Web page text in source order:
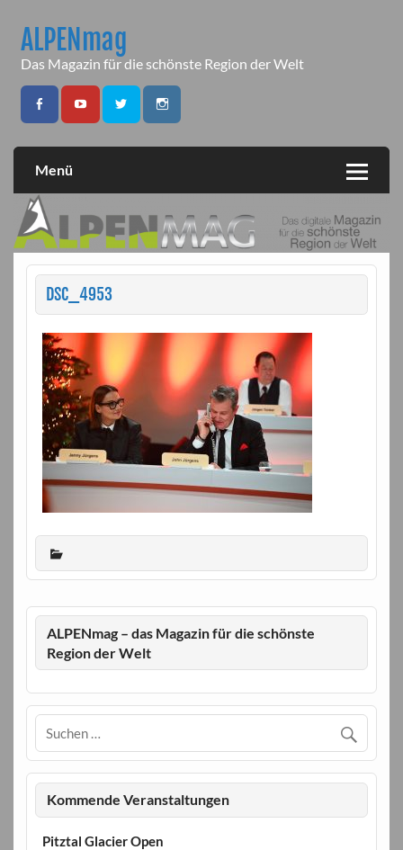
contentALPENmag
Das Magazin für die schönste Region der Welt
Menü
DSC_4953
ALPENmag – das Magazin für die schönste
Region der Welt
Kommende Veranstaltungen
Pitztal Glacier Open